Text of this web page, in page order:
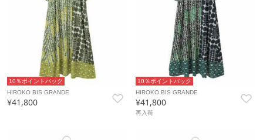
10％ポイントバック
HIROKO BIS GRANDE
¥41,800
10％ポイントバック
HIROKO BIS GRANDE
¥41,800
再入荷